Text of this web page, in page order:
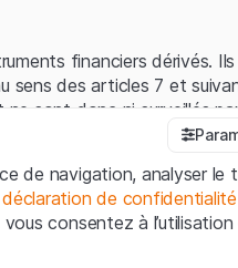
financiers dérivés.
sens des articles 7 et
sont donc ni surveillés
enregistrés auprès de la
vous confirmez que
notes importantes et les
de navigation, analyser le
déclaration de confidentialité
consentez à l’utilisation